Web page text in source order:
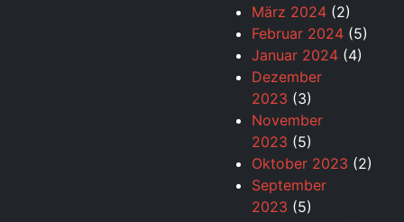
März 2024 (2)
Februar 2024 (5)
Januar 2024 (4)
Dezember
2023 (3)
November
2023 (5)
Oktober 2023 (2)
September
2023 (5)